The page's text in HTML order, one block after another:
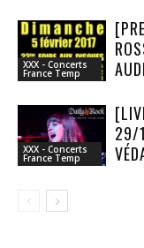
XXX - Concerts
France Temp
XXX - Concerts
France Temp
29/